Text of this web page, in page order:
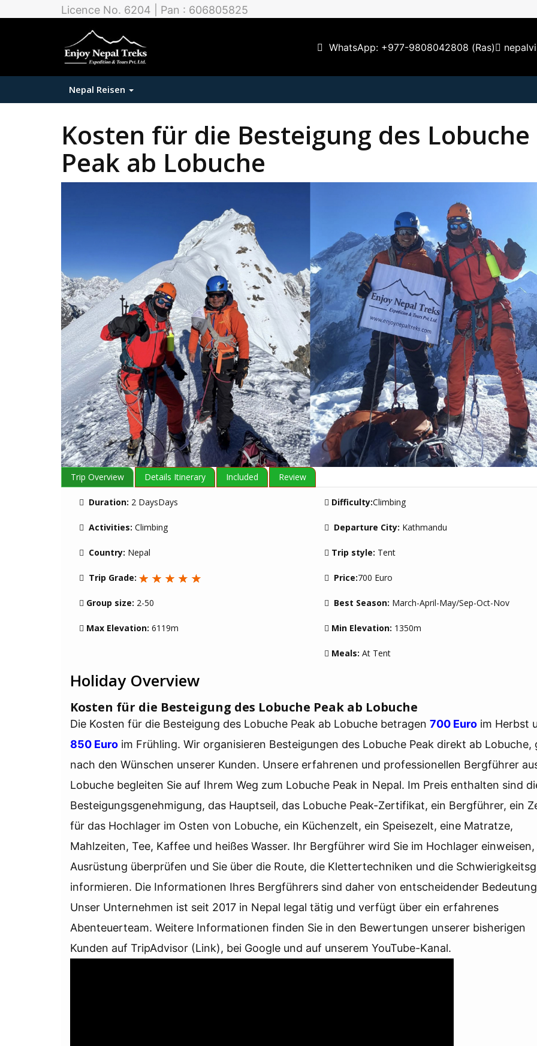
Licence No. 6204 | Pan : 606805825
WhatsApp: +977-9808042808 (Ras)
Nepal Reisen
Kosten für die Besteigung des Lobuche
Peak ab Lobuche
Trip Overview Details Itinerary Included Review
Duration: 2 DaysDays
Activities: Climbing
Country: Nepal
Trip Grade:
Group size: 2-50
Max Elevation: 6119m
Difficulty:Climbing
Departure City: Kathmandu
Trip style: Tent
Price:700 Euro
Best Season: March-April-May/Sep-Oct-Nov
Min Elevation: 1350m
Meals: At Tent
Holiday Overview
Kosten für die Besteigung des Lobuche Peak ab Lobuche
Die Kosten für die Besteigung des Lobuche Peak ab Lobuche betragen 700 Euro im Herbst
850 Euro im Frühling. Wir organisieren Besteigungen des Lobuche Peak direkt ab Lobuche,
nach den Wünschen unserer Kunden. Unsere erfahrenen und professionellen Bergführer
Lobuche begleiten Sie auf Ihrem Weg zum Lobuche Peak in Nepal. Im Preis enthalten sind
Besteigungsgenehmigung, das Hauptseil, das Lobuche Peak-Zertifikat, ein Bergführer, ein
für das Hochlager im Osten von Lobuche, ein Küchenzelt, ein Speisezelt, eine Matratze,
Mahlzeiten, Tee, Kaffee und heißes Wasser. Ihr Bergführer wird Sie im Hochlager
Ausrüstung überprüfen und Sie über die Route, die Klettertechniken und die
informieren. Die Informationen Ihres Bergführers sind daher von entscheidender
Unser Unternehmen ist seit 2017 in Nepal legal tätig und verfügt über ein erfahrenes
Abenteuerteam. Weitere Informationen finden Sie in den Bewertungen unserer bisherigen
Kunden auf TripAdvisor (Link), bei Google und auf unserem YouTube-Kanal.